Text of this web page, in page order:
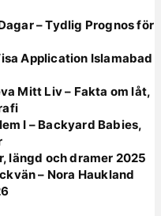
– Tydlig Prognos för
Application Islamabad
Mitt Liv – Fakta om låt,
I – Backyard Babies,
längd och dramer 2025
– Nora Haukland